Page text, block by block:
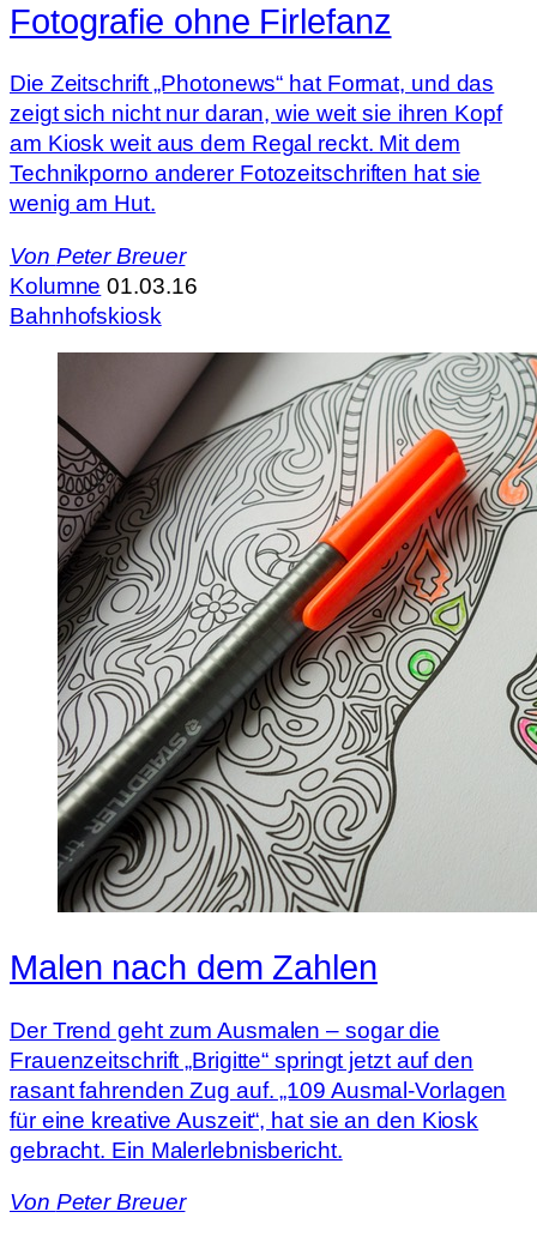
Fotografie ohne Firlefanz
Die Zeitschrift „Photonews“ hat Format, und das
zeigt sich nicht nur daran, wie weit sie ihren Kopf
am Kiosk weit aus dem Regal reckt. Mit dem
Technikporno anderer Fotozeitschriften hat sie
wenig am Hut.
Von Peter Breuer
Kolumne 01.03.16
Bahnhofskiosk
Malen nach dem Zahlen
Der Trend geht zum Ausmalen – sogar die
Frauenzeitschrift „Brigitte“ springt jetzt auf den
rasant fahrenden Zug auf. „109 Ausmal-Vorlagen
für eine kreative Auszeit“, hat sie an den Kiosk
gebracht. Ein Malerlebnisbericht.
Von Peter Breuer